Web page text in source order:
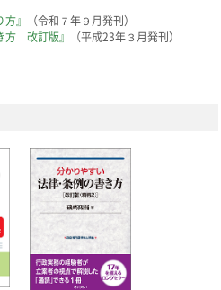
』
（令和７年９月発刊）
方 改訂版』
（平成23年３月発刊）